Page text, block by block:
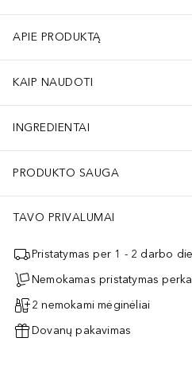
APIE PRODUKTĄ
KAIP NAUDOTI
INGREDIENTAI
PRODUKTO SAUGA
TAVO PRIVALUMAI
Pristatymas per 1 - 2 darbo
Nemokamas pristatymas
2 nemokami mėginėliai
Dovanų pakavimas